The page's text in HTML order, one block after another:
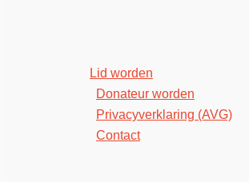
Lid worden
Donateur worden
Privacyverklaring (AVG)
Contact